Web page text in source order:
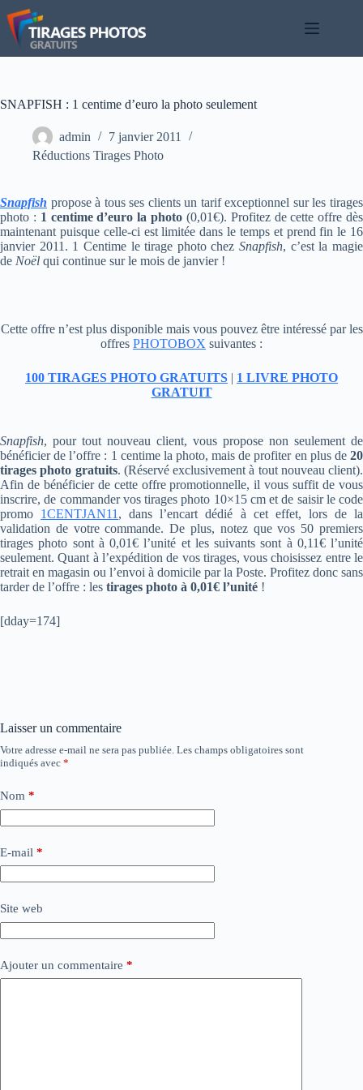
Passer
au
contenu
SNAPFISH : 1 centime d’euro la photo seulement
admin
7 janvier 2011
Réductions Tirages Photo
Snapfish propose à tous ses clients un tarif exceptionnel sur les tirages
photo : 1 centime d’euro la photo (0,01€). Profitez de cette offre dès
maintenant puisque celle-ci est limitée dans le temps et prend fin le 16
janvier 2011. 1 Centime le tirage photo chezSnapfish, c’est la magie
de Noël qui continue sur le mois de janvier !
Cette offre n’est plus disponible mais vous pouvez être intéressé par les
offres PHOTOBOX suivantes :
100 TIRAGES PHOTO GRATUITS | 1 LIVRE PHOTO
GRATUIT
Snapfish, pour tout nouveau client, vous propose non seulement de
bénéficier de l’offre : 1 centime la photo, mais de profiter en plus de 20
tirages photo gratuits. (Réservé exclusivement à tout nouveau client).
Afin de bénéficier de cette offre promotionnelle, il vous suffit de vous
inscrire, de commander vos tirages photo 10×15 cm et de saisir le code
promo 1CENTJAN11 , dans l’encart dédié à cet effet, lors de la
validation de votre commande. De plus, notez que vos 50 premiers
tirages photo sont à 0,01€ l’unité et les suivants sont à 0,11€ l’unité
seulement. Quant à l’expédition de vos tirages, vous choisissez entre le
retrait en magasin ou l’envoi à domicile par la Poste. Profitez donc sans
tarder de l’offre : les tirages photo à 0,01€ l’unité !
[dday=174]
Laisser un commentaire
Votre adresse e-mail ne sera pas publiée. Les champs obligatoires sont
indiqués avec *
Nom *
E-mail *
Site web
Ajouter un commentaire *